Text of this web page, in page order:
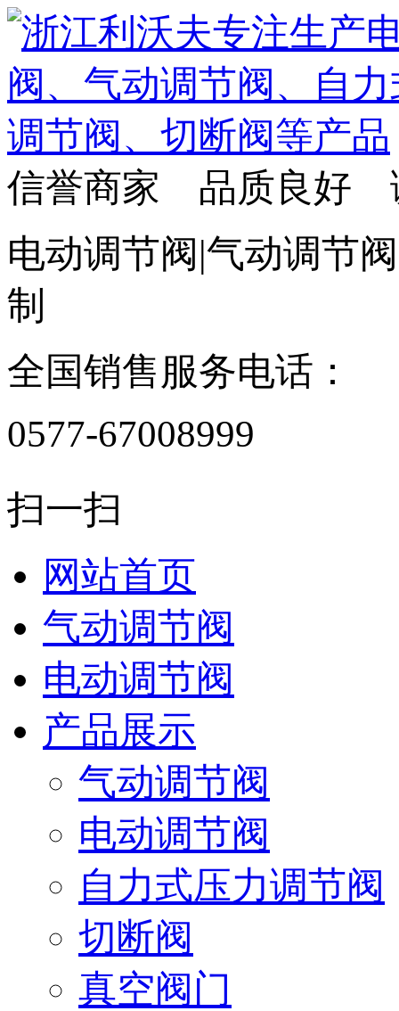
信誉商家 品质良好
电动调节阀|气动调节
制
全国销售服务电话：
0577-67008999
扫一扫
网站首页
气动调节阀
电动调节阀
产品展示
气动调节阀
电动调节阀
自力式压力调节阀
切断阀
真空阀门